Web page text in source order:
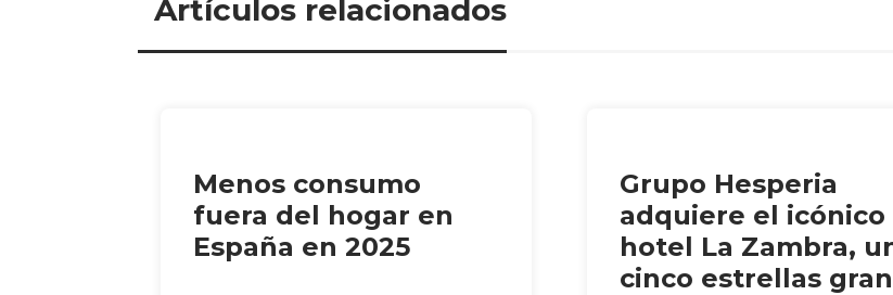
Artículos relacionados
Menos consumo
fuera del hogar en
España en 2025
Grupo Hesperia
adquiere el icónico
hotel La Zambra,
cinco estrellas gran